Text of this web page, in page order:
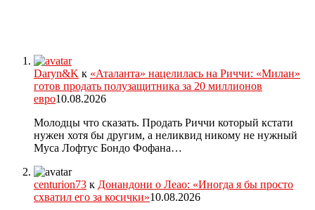
Daryn&K к «Аталанта» нацелилась на Риччи: «Милан»
готов продать полузащитника за 20 миллионов
евро10.08.2026
Молодцы что сказать. Продать Риччи который кстати
нужен хотя бы другим, а неликвид никому не нужный
Муса Лофтус Бондо Фофана…
centurion73 к Донандони о Леао: «Иногда я бы просто
схватил его за косички»10.08.2026